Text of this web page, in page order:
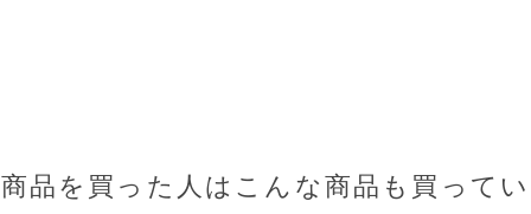
品を買った人はこんな商品も買って